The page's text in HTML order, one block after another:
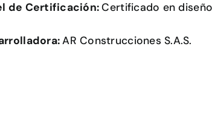
de Certificación:Certificado en diseño
AR Construcciones S.A.S.